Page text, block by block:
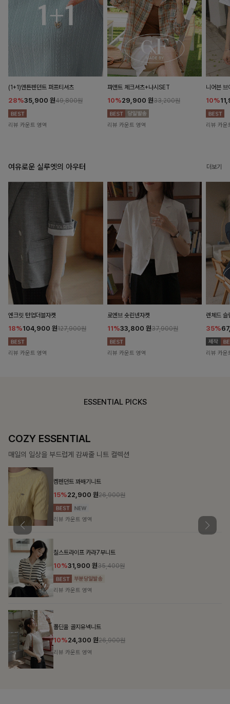
(1+1)앤튼펜던트 퍼프티셔츠
28%35,900 원49,800원
리뷰 카운트 영역
파앤트 체크셔츠+나시SET
10%29,900 원33,200원
리뷰 카운트 영역
니어븐 브
10%
리뷰 카운
여유로운 실루엣의 아우터 더보기
엔크릿 턴업더블자켓
18%104,900 원127,900원
리뷰 카운트 영역
로엔브 숏린넨자켓
11%33,800 원37,900원
리뷰 카운트 영역
렌체드
35%
리뷰 카운
ESSENTIAL PICKS
DOUBLE THE JOY
함께할 때 더욱 완벽한, 합리적인 선택으로 채우는 즐거움
필첸체크 스트링블라우스+플레어스커트SET
14%42,900원49,800원
리뷰 카운트 영역
캠릿리본 뷔스티에원피스+티셔츠SET
14%39,900원46,300원
리뷰 카운트 영역